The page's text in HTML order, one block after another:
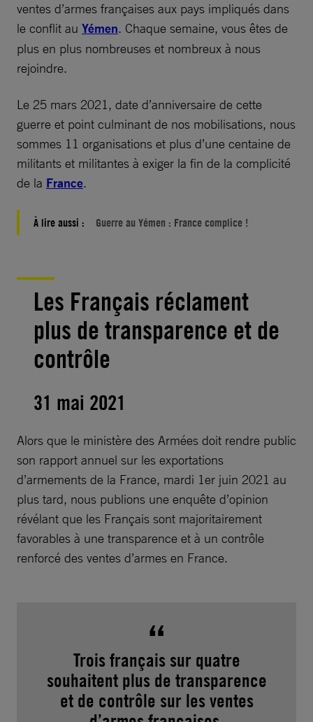
ventes d’armes françaises aux pays impliqués dans
le conflit au Yémen. Chaque semaine, vous êtes de
plus en plus nombreuses et nombreux à nous
rejoindre.
Le 25 mars 2021, date d’anniversaire de cette
guerre et point culminant de nos mobilisations, nous
sommes 11 organisations et plus d’une centaine de
militants et militantes à exiger la fin de la complicité
de la France.
À lire aussi : Guerre au Yémen : France complice !
Les Français réclament
plus de transparence et de
contrôle
31 mai 2021
Alors que le ministère des Armées doit rendre public
son rapport annuel sur les exportations
d’armements de la France, mardi 1er juin 2021 au
plus tard, nous publions une enquête d’opinion
révélant que les Français sont majoritairement
favorables à une transparence et à un contrôle
renforcé des ventes d’armes en France.
Trois français sur quatre
souhaitent plus de transparence
et de contrôle sur les ventes